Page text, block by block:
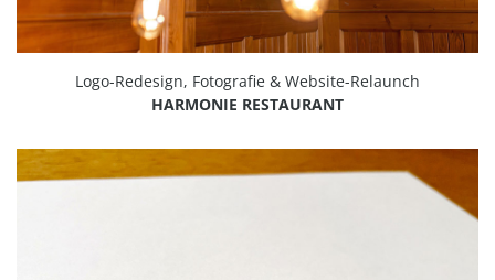
Logo-Redesign, Fotografie & Website-Relaunch
HARMONIE RESTAURANT